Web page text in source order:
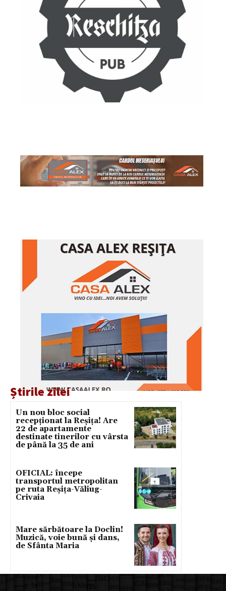
Știrile zilei
Un nou bloc social
recepționat la Reșița! Are
22 de apartamente
destinate tinerilor cu vârsta
de până la 35 de ani
OFICIAL: începe
transportul metropolitan
pe ruta Reșița-Văliug-
Crivaia
Mare sărbătoare la Doclin!
Muzică, voie bună și dans,
de Sfânta Maria